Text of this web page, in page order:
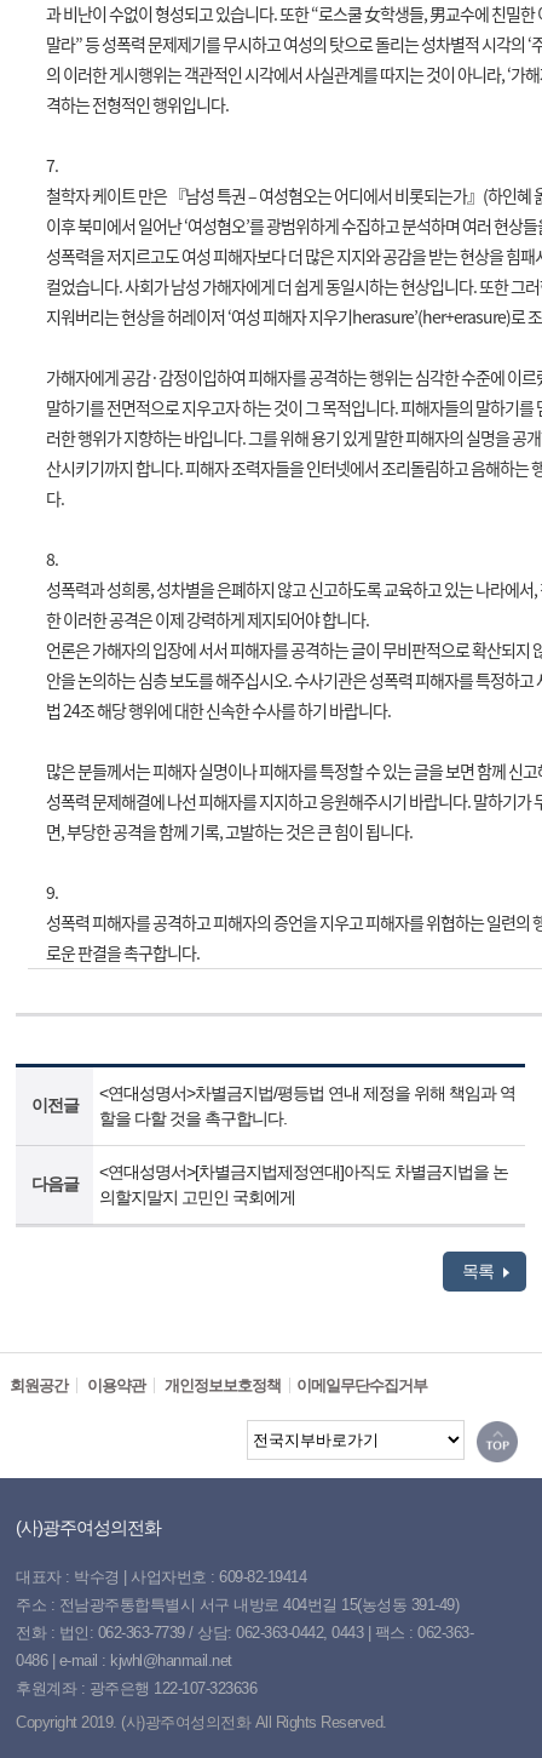
과 비난이 수없이 형성되고 있습니다.또한“로스쿨 女학생들,男교수에 친밀한
말라”등 성폭력 문제제기를 무시하고 여성의 탓으로 돌리는 성차별적 시각의 ‘
의 이러한 게시행위는 객관적인 시각에서 사실관계를 따지는 것이 아니라, ‘가
격하는 전형적인 행위입니다.
7.
철학자 케이트 만은 『남성 특권 – 여성혐오는 어디에서 비롯되는가』 (하인혜
이후 북미에서 일어난‘여성혐오’를 광범위하게 수집하고 분석하며 여러 현상
성폭력을 저지르고도 여성 피해자보다 더 많은 지지와 공감을 받는 현상을 힘패
컬었습니다.사회가 남성 가해자에게 더 쉽게 동일시하는 현상입니다.또한 그
지워버리는 현상을 허레이저 ‘여성 피해자 지우기herasure’(her+erasure)로
가해자에게 공감·감정이입하여 피해자를 공격하는 행위는 심각한 수준에 이
말하기를 전면적으로 지우고자 하는 것이 그 목적입니다.피해자들의 말하기를
러한 행위가 지향하는 바입니다.그를 위해 용기 있게 말한 피해자의 실명을 공
산시키기까지 합니다.피해자 조력자들을 인터넷에서 조리돌림하고 음해하는
다.
8.
성폭력과 성희롱,성차별을 은폐하지 않고 신고하도록 교육하고 있는 나라에서,
한 이러한 공격은 이제 강력하게 제지되어야 합니다.
언론은 가해자의 입장에 서서 피해자를 공격하는 글이 무비판적으로 확산되지
안을 논의하는 심층 보도를 해주십시오.수사기관은 성폭력 피해자를 특정하고
법24조 해당 행위에 대한 신속한 수사를 하기 바랍니다.
많은 분들께서는 피해자 실명이나 피해자를 특정할 수 있는 글을 보면 함께 신
성폭력 문제해결에 나선 피해자를 지지하고 응원해주시기 바랍니다.말하기가
면,부당한 공격을 함께 기록,고발하는 것은 큰 힘이 됩니다.
9.
성폭력 피해자를 공격하고 피해자의 증언을 지우고 피해자를 위협하는 일련의
로운 판결을 촉구합니다.
이전글
<연대성명서>차별금지법/평등법 연내 제정을 위해 책임과 역
할을 다할 것을 촉구합니다.
다음글
<연대성명서>[차별금지법제정연대]아직도 차별금지법을 논
의할지말지 고민인 국회에게
목록
회원공간 이용약관 개인정보보호정책 이메일무단수집거부
(사)광주여성의전화
대표자 : 박수경 | 사업자번호 : 609-82-19414
주소 : 전남광주통합특별시 서구 내방로 404번길 15(농성동 391-49)
전화 : 법인: 062-363-7739 / 상담: 062-363-0442, 0443 | 팩스 : 062-363-
0486 | e-mail : kjwhl@hanmail.net
후원계좌 : 광주은행 122-107-323636
Copyright 2019. (사)광주여성의전화 All Rights Reserved.